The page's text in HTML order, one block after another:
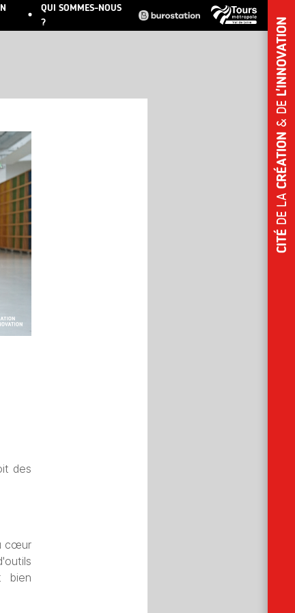
QUI SOMMES-NOUS
?
des
cœur
bien
CITÉ
DE LA
CRÉATION
& DE
L'INNOVATION